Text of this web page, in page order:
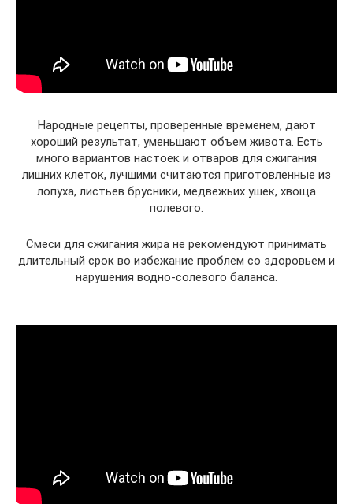
Народные рецепты, проверенные временем, дают
хороший результат, уменьшают объем живота. Есть
много вариантов настоек и отваров для сжигания
лишних клеток, лучшими считаются приготовленные из
лопуха, листьев брусники, медвежьих ушек, хвоща
полевого.
Смеси для сжигания жира не рекомендуют принимать
длительный срок во избежание проблем со здоровьем и
нарушения водно-солевого баланса.